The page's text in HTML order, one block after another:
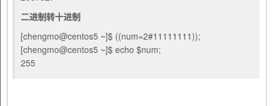
二进制转十进制
[chengmo@centos5 ~]$ ((num=2#11111111));
[chengmo@centos5 ~]$ echo $num;
255